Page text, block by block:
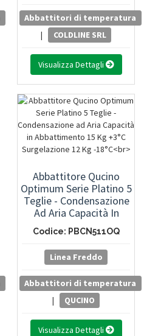
Abbattitori di temperatura
|
COLDLINE SRL
Visualizza Dettagli
Abbattitore Qucino
Optimum Serie Platino 5
Teglie - Condensazione
Ad Aria Capacità In
Abbattimento 15 Kg
+3°C Surgelazione 12 Kg
-18°C
Codice: PBCN511OQ
Linea Freddo
Abbattitori di temperatura
|
QUCINO
Visualizza Dettagli